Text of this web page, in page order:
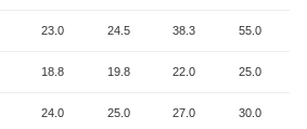
23.0 24.5 38.3 55.0
18.8 19.8 22.0 25.0
24.0 25.0 27.0 30.0